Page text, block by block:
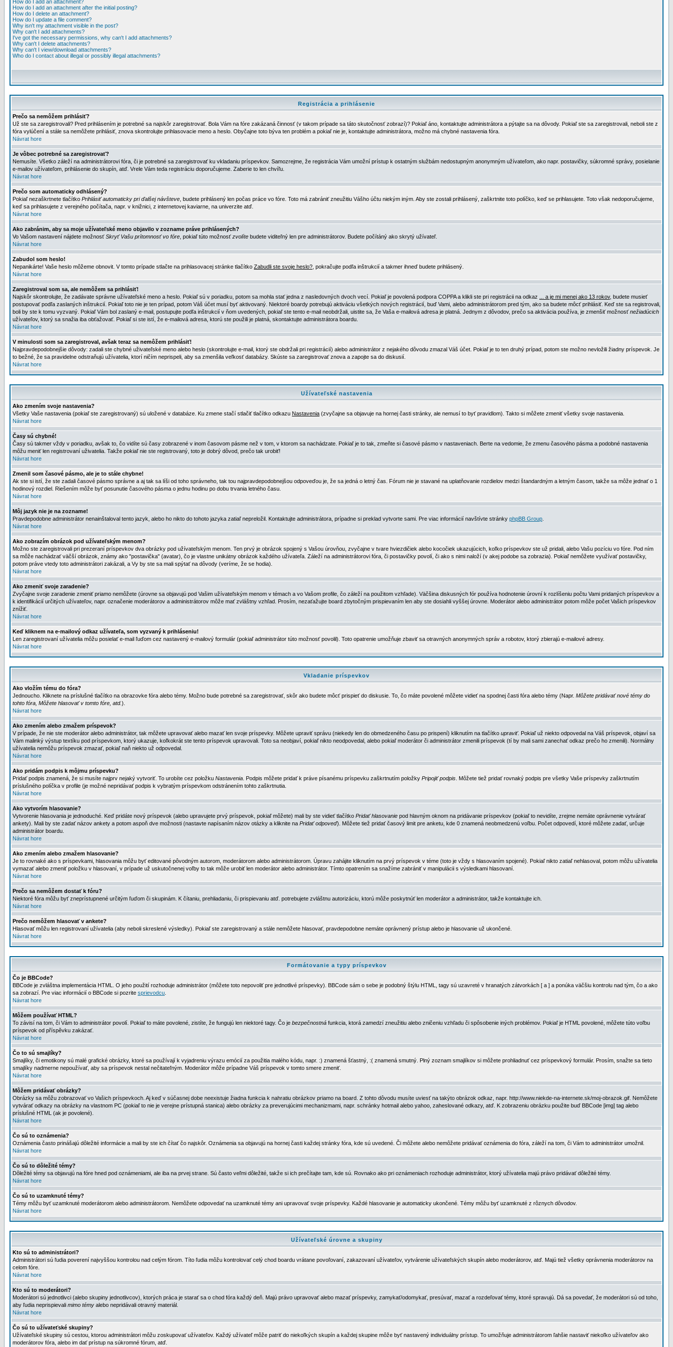
How do I add an attachment?
How do I add an attachment after the initial posting?
How do I delete an attachment?
How do I update a file comment?
Why isn't my attachment visible in the post?
Why can't I add attachments?
I've got the necessary permissions, why can't I add attachments?
Why can't I delete attachments?
Why can't I view/download attachments?
Who do I contact about illegal or possibly illegal attachments?
Registrácia a prihlásenie
Prečo sa nemôžem prihlásiť?
Už ste sa zaregistrovali? Pred prihlásením je potrebné sa najskôr zaregistrovať. Bola Vám na fóre zakázaná činnosť (v takom prípade sa táto skutočnosť zobrazí)? Pokiaľ áno, kontaktujte administrátora a pýtajte sa na dôvody. Pokiaľ ste sa zaregistrovali, neboli ste z
fóra vylúčení a stále sa nemôžete prihlásiť, znova skontrolujte prihlasovacie meno a heslo. Obyčajne toto býva ten problém a pokiaľ nie je, kontaktujte administrátora, možno má chybné nastavenia fóra.
Návrat hore
Je vôbec potrebné sa zaregistrovať?
Nemusíte. Všetko záleží na administrátorovi fóra, či je potrebné sa zaregistrovať ku vkladaniu príspevkov. Samozrejme, že registrácia Vám umožní prístup k ostatným službám nedostupným anonymným užívateľom, ako napr. postavičky, súkromné správy, posielanie
e-mailov užívateľom, prihlásenie do skupín, atď. Vrele Vám teda registráciu doporučujeme. Zaberie to len chvíľu.
Návrat hore
Prečo som automaticky odhlásený?
Pokiaľ nezaškrtnete tlačítko Prihlásiť automaticky pri ďalšej návšteve , budete prihlásený len počas práce vo fóre. Toto má zabrániť zneužitiu Vášho účtu niekým iným. Aby ste zostali prihlásený, zaškrtnite toto políčko, keď se prihlasujete. Toto však nedoporučujeme,
keď sa prihlasujete z verejného počítača, napr. v knižnici, z internetovej kaviarne, na univerzite atď.
Návrat hore
Ako zabránim, aby sa moje užívateľské meno objavilo v zozname práve prihlásených?
Vo Vašom nastavení nájdete možnosťSkryť Vašu prítomnosť vo fóre , pokiaľ túto možnosťzvolíte budete viditeľný len pre administrátorov. Budete počítáný ako skrytý užívateľ.
Návrat hore
Zabudol som heslo!
Nepanikárte! Vaše heslo môžeme obnovit. V tomto prípade stlačte na prihlasovacej stránke tlačítko Zabudli ste svoje heslo? , pokračujte podľa inštrukcií a takmer ihneď budete prihlásený.
Návrat hore
Zaregistroval som sa, ale nemôžem sa prihlásiť!
Najskôr skontrolujte, že zadávate správne užívateľské meno a heslo. Pokiaľ sú v poriadku, potom sa mohla stať jedna z nasledovných dvoch vecí. Pokiaľ je povolená podpora COPPA a klikli ste pri registrácii na odkaz
... a je mi menej ako 13 rokov, budete musieť
postupovať podľa zaslaných inštrukcií. Pokiaľ toto nie je ten prípad, potom Váš účet musí byť aktivovaný. Niektoré boardy potrebujú aktiváciu všetkých nových registrácií, buď Vami, alebo administrátorom pred tým, ako sa budete môcť prihlásiť. Keď ste sa registrovali,
boli by ste k tomu vyzvaný. Pokiaľ Vám bol zaslaný e-mail, postupujte podľa inštrukcií v ňom uvedených, pokiaľ ste tento e-mail neobdržali, uistite sa, že Vaša e-mailová adresa je platná. Jednym z dôvodov, prečo sa aktivácia používa, je zmenšiť možnosťnežiadúcich
užívateľov, ktorý sa snažia iba obťažovať. Pokiaľ si ste istí, že e-mailová adresa, ktorú ste použili je platná, skontaktujte administrátora boardu.
Návrat hore
V minulosti som sa zaregistroval, avšak teraz sa nemôžem prihlásiť!
Najpravdepodobnejšie dôvody: zadali ste chybné uživateľské meno alebo heslo (skontrolujte e-mail, ktorý ste obdržali pri registrácií) alebo administrátor z nejakého dôvodu zmazal Váš účet. Pokiaľ je to ten druhý prípad, potom ste možno nevložili žiadny príspevok. Je
to bežné, že sa pravidelne odstraňujú užívatelia, ktorí ničím neprispeli, aby sa zmenšila veľkosť databázy. Skúste sa zaregistrovať znova a zapojte sa do diskusií.
Návrat hore
Užívateľské nastavenia
Ako zmením svoje nastavenia?
Všetky Vaše nastavenia (pokiaľ ste zaregistrovaný) sú uložené v databáze. Ku zmene stačí stlačiť tlačítko odkazu Nastavenia (zvyčajne sa objavuje na hornej časti stránky, ale nemusí to byť pravidlom). Takto si môžete zmeniť všetky svoje nastavenia.
Návrat hore
Časy sú chybné!
Časy sú takmer vždy v poriadku, avšak to, čo vidíte sú časy zobrazené v inom časovom pásme než v tom, v ktorom sa nachádzate. Pokiaľ je to tak, zmeňte si časové pásmo v nastaveniach. Berte na vedomie, že zmenu časového pásma a podobné nastavenia
môžu meniť len registrovaní uživatelia. Takže pokiaľ nie ste registrovaný, toto je dobrý dôvod, prečo tak urobiť!
Návrat hore
Zmenil som časové pásmo, ale je to stále chybne!
Ak ste si istí, že ste zadali časové pásmo správne a aj tak sa líši od toho správneho, tak tou najpravdepodobnejšou odpoveďou je, že sa jedná o letný čas. Fórum nie je stavané na uplatňovanie rozdielov medzi štandardným a letným časom, takže sa môže jednať o 1
hodinový rozdiel. Riešením môže byť posunutie časového pásma o jednu hodinu po dobu trvania letného času.
Návrat hore
Môj jazyk nie je na zozname!
Pravdepodobne administrátor nenainštaloval tento jazyk, alebo ho nikto do tohoto jazyka zatiaľ nepreložil. Kontaktujte administrátora, prípadne si preklad vytvorte sami. Pre viac informácií navštívte stránky phpBB Group
Návrat hore
Ako zobrazím obrázok pod užívateľským menom?
Možno ste zaregistrovali pri prezeraní príspevkov dva obrázky pod užívateľským menom. Ten prvý je obrázok spojený s Vašou úrovňou, zvyčajne v tvare hviezdičiek alebo kocočiek ukazujúcich, koľko príspevkov ste už pridali, alebo Vašu pozíciu vo fóre. Pod ním
sa môže nachádzať väčší obrázok, známy ako "postavička" (avatar), čo je vlastne unikátny obrázok každého užívateľa. Záleží na administrátorovi fóra, či postavičky povolí, či ako s nimi naloží (v akej podobe sa zobrazia). Pokiaľ nemôžete využívať postavičky,
potom práve vtedy toto administrátori zakázali, a Vy by ste sa mali spýtať na dôvody (veríme, že se hodia).
Návrat hore
Ako zmeniť svoje zaradenie?
Zvyčajne svoje zaradenie zmeniť priamo nemôžete (úrovne sa objavujú pod Vašim užívateľským menom v témach a vo Vašom profile, čo záleží na použitom vzhľade). Väčšina diskusných fór používa hodnotenie úrovní k rozlíšeniu počtu Vami pridaných príspevkov a
k identifikácií určitých užívateľov, napr. označenie moderátorov a administrátorov môže mať zvláštny vzhľad. Prosím, nezaťažujte board zbytočným prispievaním len aby ste dosiahli vyššej úrovne. Moderátor alebo administrátor potom môže počet Vašich príspevkov
znížiť.
Návrat hore
Keď kliknem na e-mailový odkaz užívateľa, som vyzvaný k prihláseniu!
Len zaregistrovaní užívatelia môžu posielať e-mail ľuďom cez nastavený e-mailový formulár (pokiaľ administrátor túto možnosť povolil). Toto opatrenie umožňuje zbaviť sa otravných anonymných správ a robotov, ktorý zbierajú e-mailové adresy.
Návrat hore
Vkladanie príspevkov
Ako vložím tému do fóra?
Jednoucho. Kliknete na príslušné tlačítko na obrazovke fóra alebo témy. Možno bude potrebné sa zaregistrovať, skôr ako budete môcť prispieť do diskusie. To, čo máte povolené môžete vidieť na spodnej časti fóra alebo témy (Napr. Môžete pridávať nové témy do
tohto fóra, Môžete hlasovať v tomto fóre, atd.).
Návrat hore
Ako zmením alebo zmažem príspevok?
V prípade, že nie ste moderátor alebo administrátor, tak môžete upravovať alebo mazať len svoje príspevky. Môžete upraviť správu (niekedy len do obmedzeného času po prispení) kliknutím na tlačítko upraviť. Pokiaľ už niekto odpovedal na Váš príspevok, objaví sa
Vám malinký výstup textíku pod príspevkom, ktorý ukazuje, koľkokrát ste tento príspevok upravovali. Toto sa neobjaví, pokiaľ nikto neodpovedal, alebo pokiaľ moderátor či administrátor zmenili príspevok (tí by mali sami zanechať odkaz prečo ho zmenili). Normálny
užívatelia nemôžu príspevok zmazať, pokiaľ naň niekto už odpovedal.
Návrat hore
Ako pridám podpis k môjmu príspevku?
Pridať podpis znamená, že si musíte najprv nejaký vytvoriť. To urobíte cez položku Nastavenia . Podpis môžete pridať k práve písanému príspevku zaškrtnutím položky Pripojiť podpis . Môžete tiež pridať rovnaký podpis pre všetky Vaše príspevky zaškrtnutím
príslušného políčka v profile (je možné nepridávať podpis k vybratým príspevkom odstránením tohto zaškrtnutia.
Návrat hore
Ako vytvorím hlasovanie?
Vytvorenie hlasovania je jednoduché. Keď pridáte nový príspevok (alebo upravujete prvý príspevok, pokiaľ môžete) mali by ste vidieť tlačítko Pridať hlasovanie pod hlavným oknom na pridávanie príspevkov (pokiaľ to nevidíte, zrejme nemáte oprávnenie vytvárať
ankety). Mali by ste zadať názov ankety a potom aspoň dve možnosti (nastavte napísaním názov otázky a kliknite na Pridať odpoveď). Môžete tiež pridať časový limit pre anketu, kde 0 znamená neobmedzenú voľbu. Počet odpovedí, ktoré môžete zadať, určuje
administrátor boardu.
Návrat hore
Ako zmením alebo zmažem hlasovanie?
Je to rovnaké ako s príspevkami, hlasovania môžu byť editované pôvodným autorom, moderátorom alebo administrátorom. Úpravu zahájite kliknutím na prvý príspevok v téme (toto je vždy s hlasovaním spojené). Pokiaľ nikto zatiaľ nehlasoval, potom môžu užívatelia
vymazať alebo zmeniť položku v hlasovaní, v prípade už uskutočnenej voľby to tak môže urobiť len moderátor alebo administrátor. Tímto opatrením sa snažíme zabrániť v manipulácii s výsledkami hlasovaní.
Návrat hore
Prečo sa nemôžem dostať k fóru?
Niektoré fóra môžu byť zneprístupnené určitým ľuďom či skupinám. K čítaniu, prehliadaniu, či prispievaniu atď. potrebujete zvláštnu autorizáciu, ktorú môže poskytnúť len moderátor a administrátor, takže kontaktujte ich.
Návrat hore
Prečo nemôžem hlasovať v ankete?
Hlasovať môžu len registrovaní užívatelia (aby neboli skreslené výsledky). Pokiaľ ste zaregistrovaný a stále nemôžete hlasovať, pravdepodobne nemáte oprávnený prístup alebo je hlasovanie už ukončené.
Návrat hore
Formátovanie a typy príspevkov
Čo je BBCode?
BBCode je zvláštna implementácia HTML. O jeho použití rozhoduje administrátor (môžete toto nepovoliť pre jednotlivé príspevky). BBCode sám o sebe je podobný štýlu HTML, tagy sú uzavreté v hranatých zátvorkách [ a ] a ponúka väčšiu kontrolu nad tým, čo a ako
sa zobrazí. Pre viac informácií o BBCode si pozrite sprievodcu
Návrat hore
Môžem používať HTML?
To závisí na tom, či Vám to administrátor povolí. Pokiaľ to máte povolené, zistíte, že fungujú len niektoré tagy. Čo je bezpečnostná funkcia, ktorá zamedzí zneužitiu alebo zničeniu vzhľadu či spôsobenie iných problémov. Pokiaľ je HTML povolené, môžete túto voľbu
príspevok od příspěvku zakázať.
Návrat hore
Čo to sú smajlíky?
Smajlíky, či emotikony sú malé grafické obrázky, ktoré sa používají k vyjadreniu výrazu emócií za použitia malého kódu, napr. :) znamená šťastný, :( znamená smutný. Plný zoznam smajlíkov si môžete prohliadnuť cez príspevkový formulár. Prosím, snažte sa tieto
smajlíky nadmerne nepoužívať, aby sa príspevok nestal nečitateľným. Moderátor môže prípadne Váš príspevok v tomto smere zmeniť.
Návrat hore
Môžem pridávať obrázky?
Obrázky sa môžu zobrazovať vo Vašich príspevkoch. Aj keď v súčasnej dobe neexistuje žiadna funkcia k nahratiu obrázkov priamo na board. Z tohto dôvodu musíte uviesť na takýto obrázok odkaz, napr. http://www.niekde-na-internete.sk/moj-obrazok.gif. Nemôžete
vytvárať odkazy na obrázky na vlastnom PC (pokiaľ to nie je verejne prístupná stanica) alebo obrázky za preverujúcimi mechanizmami, napr. schránky hotmail alebo yahoo, zaheslované odkazy, atď. K zobrazeniu obrázku použite buď BBCode [img] tag alebo
príslušné HTML (ak je povolené).
Návrat hore
Čo sú to oznámenia?
Oznámenia často prinášajú dôležité informácie a mali by ste ich čítať čo najskôr. Oznámenia sa objavujú na hornej časti každej stránky fóra, kde sú uvedené. Či môžete alebo nemôžete pridávať oznámenia do fóra, záleží na tom, či Vám to administrátor umožnil.
Návrat hore
Čo sú to dôležité témy?
Dôležité témy sa objavujú na fóre hned pod oznámeniami, ale iba na prvej strane. Sú často veľmi dôležité, takže si ich prečítajte tam, kde sú. Rovnako ako pri oznámeniach rozhoduje administrátor, ktorý užívatelia majú právo pridávať dôležité témy.
Návrat hore
Čo sú to uzamknuté témy?
Témy môžu byť uzamknuté moderátorom alebo administrátorom. Nemôžete odpovedať na uzamknuté témy ani upravovať svoje príspevky. Každé hlasovanie je automaticky ukončené. Témy môžu byť uzamknuté z rôznych dôvodov.
Návrat hore
Užívateľské úrovne a skupiny
Kto sú to administrátori?
Administrátori sú ľudia poverení najvyššou kontrolou nad celým fórom. Títo ľudia môžu kontrolovať celý chod boardu vrátane povoľovaní, zakazovaní užívateľov, vytvárenie užívateľských skupín alebo moderátorov, atď. Majú tiež všetky oprávnenia moderátorov na
celom fóre.
Návrat hore
Kto sú to moderátori?
Moderátori sú jednotlivci (alebo skupiny jednotlivcov), ktorých práca je starať sa o chod fóra každý deň. Majú právo upravovať alebo mazať príspevky, zamykať/odomykať, presúvať, mazať a rozdeľovať témy, ktoré spravujú. Dá sa povedať, že moderátori sú od toho,
aby ľudia neprispievali mimo témy alebo nepridávali otravný materiál.
Návrat hore
Čo sú to užívateťské skupiny?
Užívateľské skupiny sú cestou, ktorou administrátori môžu zoskupovať užívateľov. Každý užívateľ môže patriť do niekoľkých skupín a každej skupine môže byť nastavený individuálny prístup. To umožňuje administrátorom ľahšie nastaviť niekoľko užívateľov ako
moderátorov fóra, alebo im dať prístup na súkromné fórum, atď.